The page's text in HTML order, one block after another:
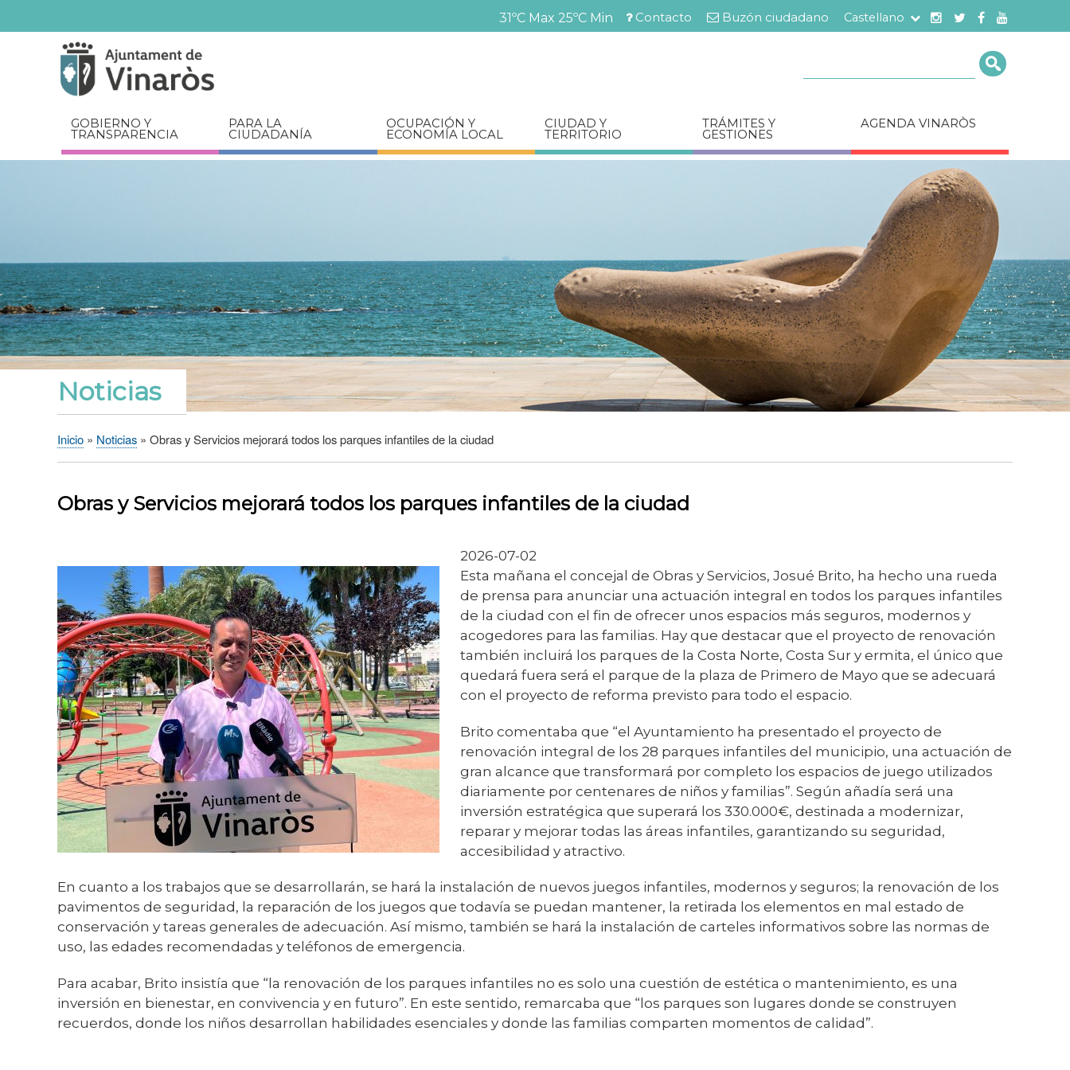
Pasar
al
relacionados
Menú
Contacto Buzón ciudadano Castellano
31ºC Max 25ºC Min
GOBIERNO Y
TRANSPARENCIA
PARA LA
CIUDADANÍA
OCUPACIÓN Y
ECONOMÍA LOCAL
CIUDAD Y
TERRITORIO
TRÁMITES Y
GESTIONES
AGENDA VINARÒS
Noticias
Sobrescribir
de
ayuda
navegación
Inicio Noticias Obras y Servicios mejorará todos los parques infantiles de la ciudad
Obras y Servicios mejorará todos los parques infantiles de la ciudad
2026-07-02
Esta mañana el concejal de Obras y Servicios, Josué Brito, ha hecho una rueda
de prensa para anunciar una actuación integral en todos los parques infantiles
de la ciudad con el fin de ofrecer unos espacios más seguros, modernos y
acogedores para las familias. Hay que destacar que el proyecto de renovación
también incluirá los parques de la Costa Norte, Costa Sur y ermita, el único que
quedará fuera será el parque de la plaza de Primero de Mayo que se adecuará
con el proyecto de reforma previsto para todo el espacio.
Brito comentaba que “el Ayuntamiento ha presentado el proyecto de
renovación integral de los 28 parques infantiles del municipio, una actuación de
gran alcance que transformará por completo los espacios de juego utilizados
diariamente por centenares de niños y familias”. Según añadía será una
inversión estratégica que superará los 330.000€, destinada a modernizar,
reparar y mejorar todas las áreas infantiles, garantizando su seguridad,
accesibilidad y atractivo.
En cuanto a los trabajos que se desarrollarán, se hará la instalación de nuevos juegos infantiles, modernos y seguros; la renovación de los
pavimentos de seguridad, la reparación de los juegos que todavía se puedan mantener, la retirada los elementos en mal estado de
conservación y tareas generales de adecuación. Así mismo, también se hará la instalación de carteles informativos sobre las normas de
uso, las edades recomendadas y teléfonos de emergencia.
Para acabar, Brito insistía que “la renovación de los parques infantiles no es solo una cuestión de estética o mantenimiento, es una
inversión en bienestar, en convivencia y en futuro”. En este sentido, remarcaba que “los parques son lugares donde se construyen
recuerdos, donde los niños desarrollan habilidades esenciales y donde las familias comparten momentos de calidad”.